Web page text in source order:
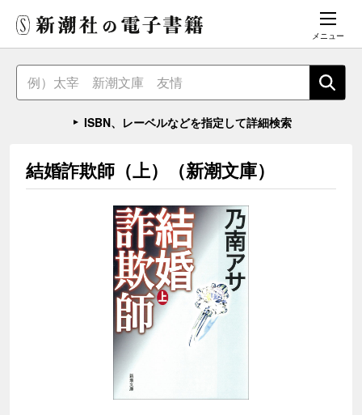
メニュー
ISBN、レーベルなどを指定して詳細検索
結婚詐欺師（上）（新潮文庫）